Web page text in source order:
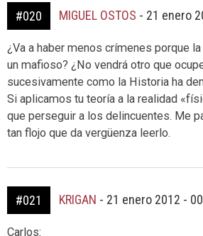
#020 MIGUEL OSTOS - 21 enero
¿Va a haber menos crímenes porque
un mafioso? ¿No vendrá otro que
sucesivamente como la Historia ha
Si aplicamos tu teoría a la realidad
que perseguir a los delincuentes. Me
tan flojo que da vergüenza leerlo.
#021 KRIGAN - 21 enero 2012 -
Carlos: